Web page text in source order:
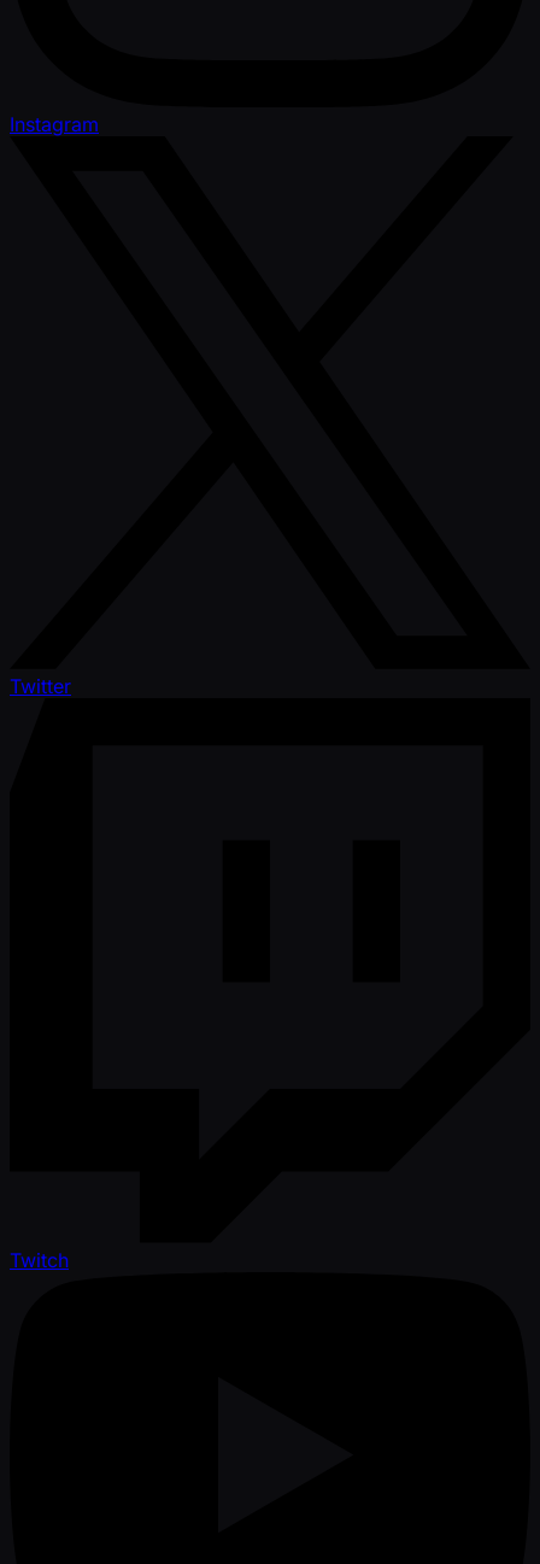
Instagram
Twitter
Twitch